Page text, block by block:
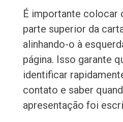
É importante colocar
parte superior da
alinhando-o à
página. Isso garante
identificar
contato e saber
apresentação foi